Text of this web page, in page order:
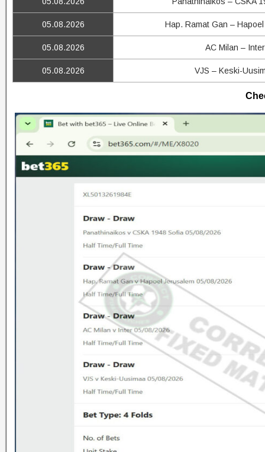
05.08.2026 Hap. Ramat Gan –
05.08.2026 AC Milan – Inter
05.08.2026 VJS – Keski-